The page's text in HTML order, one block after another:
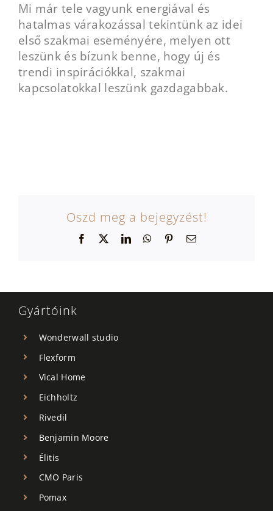
Mi már tele vagyunk energiával és
hatalmas várakozással tekintünk az idei
első szakmai eseményére, melyen ott
leszünk és bízunk benne, hogy új és
trendi inspirációkkal, szakmai
kapcsolatokkal leszünk gazdagabbak.
Oszd meg a bejegyzést!
Facebook LinkedInWhatsApp
PinterestEmail:
Gyártóink
Wonderwall studio
Flexform
Vical Home
Eichholtz
Rivedil
Benjamin Moore
Élitis
CMO Paris
Pomax